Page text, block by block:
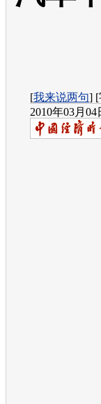
[我来说两句] [
2010年03月04